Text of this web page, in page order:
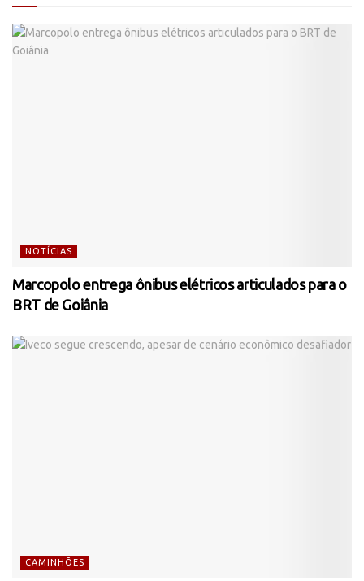
NOTÍCIAS
Marcopolo entrega ônibus elétricos articulados para o
BRT de Goiânia
CAMINHÕES